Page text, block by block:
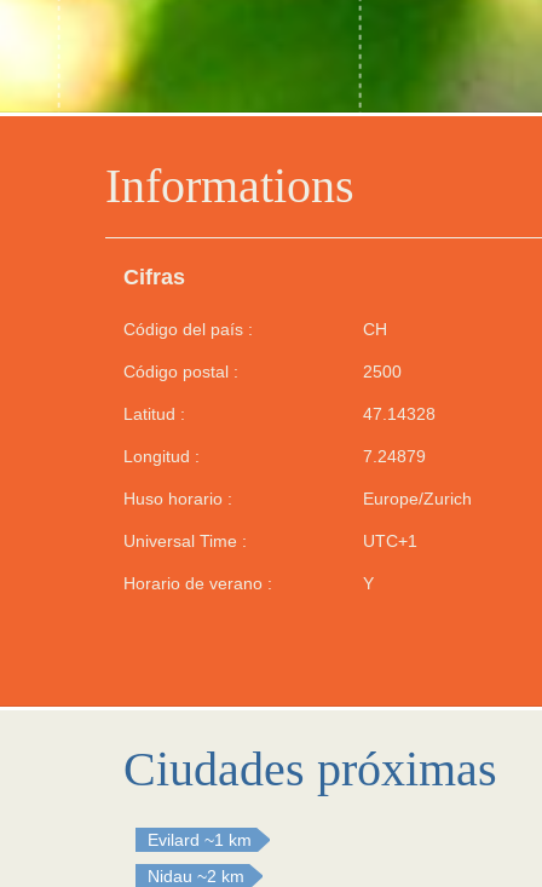
Informations
Cifras
Código del país : CH
Código postal : 2500
Latitud : 47.14328
Longitud : 7.24879
Huso horario : Europe/Zurich
Universal Time : UTC+1
Horario de verano : Y
Ciudades próximas
Evilard ~1 km
Nidau ~2 km